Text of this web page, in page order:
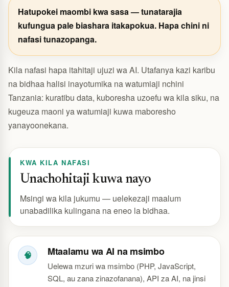
Hatupokei maombi kwa sasa — tunatarajia
kufungua pale biashara itakapokua. Hapa chini ni
nafasi tunazopanga.
Kila nafasi hapa itahitaji ujuzi wa AI. Utafanya kazi karibu
na bidhaa halisi inayotumika na watumiaji nchini
Tanzania: kuratibu data, kuboresha uzoefu wa kila siku, na
kugeuza maoni ya watumiaji kuwa maboresho
yanayoonekana.
KWA KILA NAFASI
Unachohitaji kuwa nayo
Msingi wa kila jukumu — uelekezaji maalum
unabadilika kulingana na eneo la bidhaa.
🧠 Mtaalamu wa AI na msimbo
Uelewa mzuri wa msimbo (PHP, JavaScript,
SQL, au zana zinazofanana), API za AI, na jinsi